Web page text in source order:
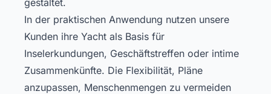
gestaltet.
In der praktischen Anwendung nutzen unsere
Kunden ihre Yacht als Basis für
Inselerkundungen, Geschäftstreffen oder intime
Zusammenkünfte. Die Flexibilität, Pläne
anzupassen, Menschenmengen zu vermeiden